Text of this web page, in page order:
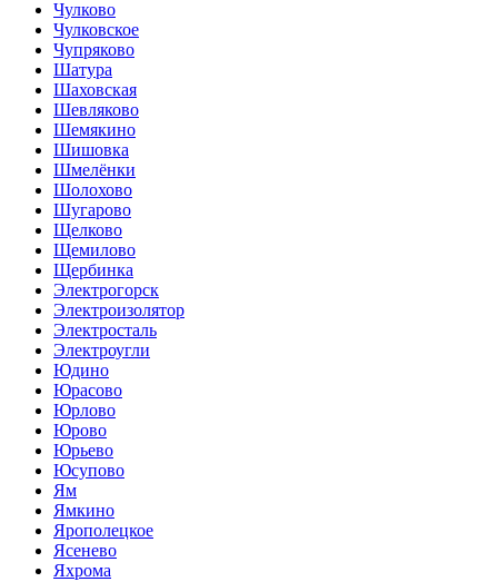
Чулково
Чулковское
Чупряково
Шатура
Шаховская
Шевляково
Шемякино
Шишовка
Шмелёнки
Шолохово
Шугарово
Щелково
Щемилово
Щербинка
Электрогорск
Электроизолятор
Электросталь
Электроугли
Юдино
Юрасово
Юрлово
Юрово
Юрьево
Юсупово
Ям
Ямкино
Ярополецкое
Ясенево
Яхрома